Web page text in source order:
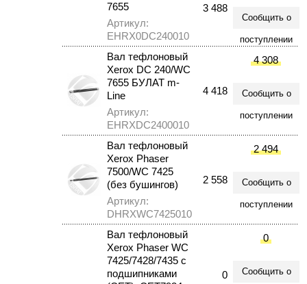
7655
Артикул:
EHRX0DC240010
3 488
Сообщить о
поступлении
Вал тефлоновый
Xerox DC 240/WC
7655 БУЛАТ m-
Line
Артикул:
EHRXDC2400010
4 418
4 308
Сообщить о
поступлении
Вал тефлоновый
Xerox Phaser
7500/WC 7425
(без бушингов)
Артикул:
DHRXWC7425010
2 558
2 494
Сообщить о
поступлении
Вал тефлоновый
Xerox Phaser WC
7425/7428/7435 с
подшипниками
0
0
Сообщить о